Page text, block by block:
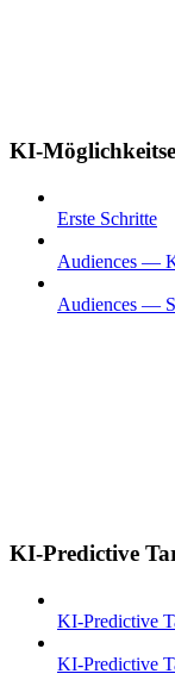
KI-
Erste Schritte
Audiences —
Audiences —
KI-Predictive
KI-Predictive
KI-Predictive